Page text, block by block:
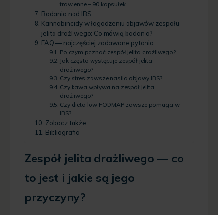
trawienne – 90 kapsułek
Badania nad IBS
Kannabinoidy w łagodzeniu objawów zespołu
jelita drażliwego: Co mówią badania?
FAQ — najczęściej zadawane pytania
Po czym poznać zespół jelita drażliwego?
Jak często występuje zespół jelita
drażliwego?
Czy stres zawsze nasila objawy IBS?
Czy kawa wpływa na zespół jelita
drażliwego?
Czy dieta low FODMAP zawsze pomaga w
IBS?
Zobacz także
Bibliografia
Zespół jelita drażliwego — co
to jest i jakie są jego
przyczyny?